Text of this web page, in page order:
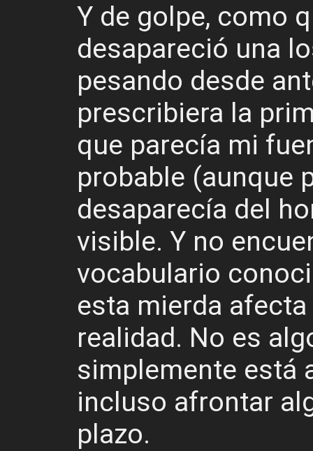
Y de golpe, como
desapareció una
pesando desde
prescribiera la
que parecía mi
probable (aunque
desaparecía del
visible. Y no
vocabulario
esta mierda
realidad. No es
simplemente está
incluso afrontar
plazo.